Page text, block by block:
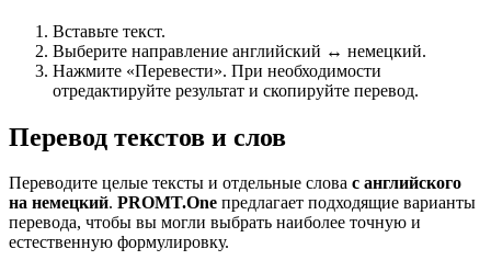
Вставьте текст.
Выберите направление английский ↔ немецкий.
Нажмите «Перевести». При необходимости
отредактируйте результат и скопируйте перевод.
Перевод текстов и слов
Переводите целые тексты и отдельные слова с английского
на немецкий. PROMT.One предлагает подходящие варианты
перевода, чтобы вы могли выбрать наиболее точную и
естественную формулировку.